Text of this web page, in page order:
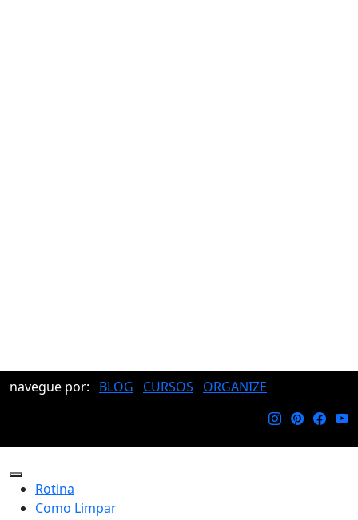
navegue por: BLOG CURSOS ORGANIZE
Rotina
Como Limpar